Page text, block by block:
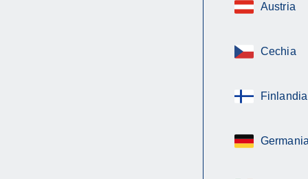
Austria
Cechia
Finlandia